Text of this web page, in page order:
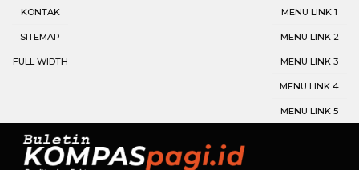
KONTAK
SITEMAP
FULL WIDTH
MENU LINK 1
MENU LINK 2
MENU LINK 3
MENU LINK 4
MENU LINK 5